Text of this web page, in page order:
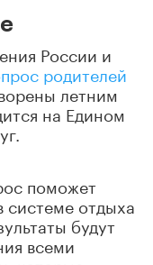
России и
родителей
летним
на Едином
поможет
системе отдыха
будут
всеми